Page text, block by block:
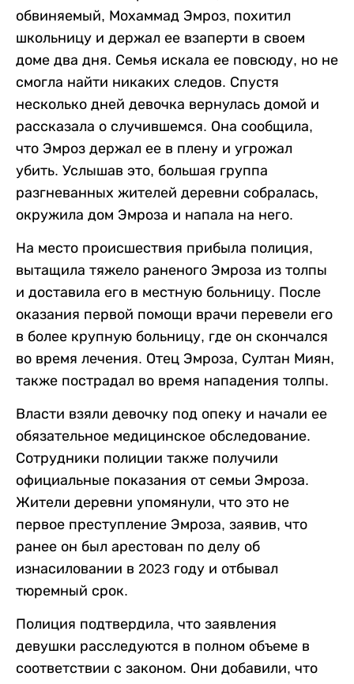
обвиняемый, Мохаммад Эмроз, похитил
школьницу и держал ее взаперти в своем
доме два дня. Семья искала ее повсюду, но не
смогла найти никаких следов. Спустя
несколько дней девочка вернулась домой и
рассказала о случившемся. Она сообщила,
что Эмроз держал ее в плену и угрожал
убить. Услышав это, большая группа
разгневанных жителей деревни собралась,
окружила дом Эмроза и напала на него.
На место происшествия прибыла полиция,
вытащила тяжело раненого Эмроза из толпы
и доставила его в местную больницу. После
оказания первой помощи врачи перевели его
в более крупную больницу, где он скончался
во время лечения. Отец Эмроза, Султан Миян,
также пострадал во время нападения толпы.
Власти взяли девочку под опеку и начали ее
обязательное медицинское обследование.
Сотрудники полиции также получили
официальные показания от семьи Эмроза.
Жители деревни упомянули, что это не
первое преступление Эмроза, заявив, что
ранее он был арестован по делу об
изнасиловании в 2023 году и отбывал
тюремный срок.
Полиция подтвердила, что заявления
девушки расследуются в полном объеме в
соответствии с законом. Они добавили, что